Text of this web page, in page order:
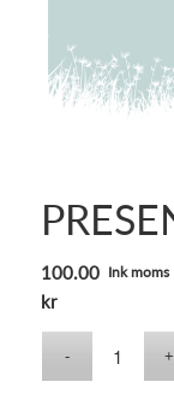
100.00
kr
Ink moms